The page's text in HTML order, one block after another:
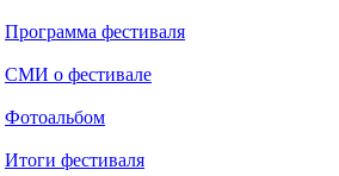
Программа фестиваля
СМИ о фестивале
Фотоальбом
Итоги фестиваля